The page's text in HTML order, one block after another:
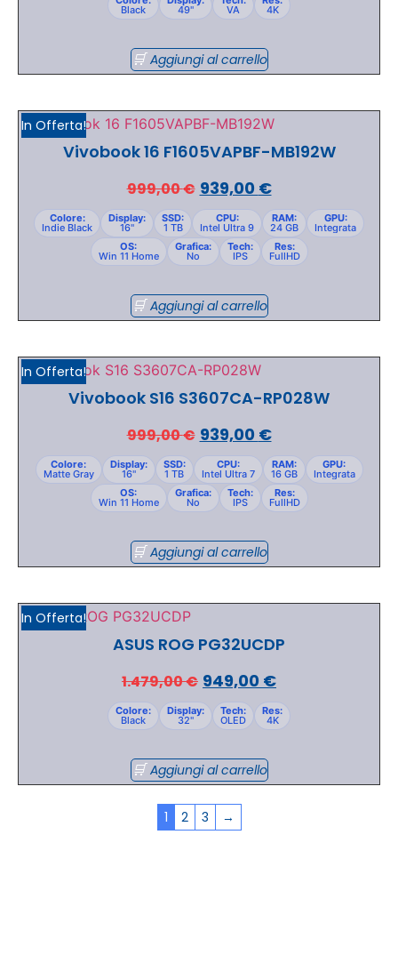
Black 49" VA 4K
Aggiungi al carrello
In Offerta!
Vivobook 16 F1605VAPBF-MB192W
999,00€ 939,00 €
Colore:
Indie Black
Display:
16"
SSD:
1 TB
CPU:
Intel Ultra 9
RAM:
24 GB
GPU:
Integrata
OS:
Win 11 Home
Grafica:
No
Tech:
IPS
Res:
FullHD
Aggiungi al carrello
In Offerta!
Vivobook S16 S3607CA-RP028W
999,00€ 939,00 €
Colore:
Matte Gray
Display:
16"
SSD:
1 TB
CPU:
Intel Ultra 7
RAM:
16 GB
GPU:
Integrata
OS:
Win 11 Home
Grafica:
No
Tech:
IPS
Res:
FullHD
Aggiungi al carrello
In Offerta!
ASUS ROG PG32UCDP
1.479,00€ 949,00 €
Colore:
Black
Display:
32"
Tech:
OLED
Res:
4K
Aggiungi al carrello
1 2 3 →